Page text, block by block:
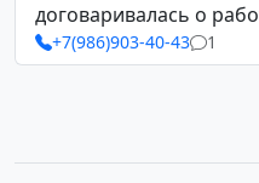
договаривалась о
+7(986)903-40-43 1